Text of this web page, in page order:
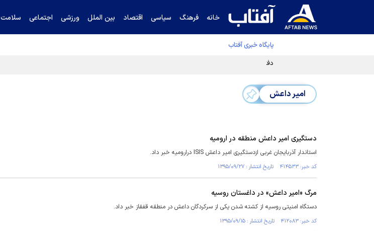
خانه فرهنگ سیاسی اقتصاد بین الملل ورزشی اجتماعی سلامت
پایگاه خبری آفتاب
دفتر رهبر انقلاب ادعای خرازی درباره پزشکیان را تکذیب کرد
امیر داعش
دستگیری امیر داعش منطقه در ارومیه
استاندار آذربایجان غربی ازدستگیری امیر داعش ISIS درارومیه خبر داد.
کد خبر: ۴۱۴۵۳۳ تاریخ انتشار : ۱۳۹۵/۰۹/۲۷
مرگ «امیر داعش» در داغستان روسیه
دستگاه امنیتی روسیه از کشته شدن یکی از سرکردگان داعش در منطقه قفقاز خبر داد.
کد خبر: ۴۱۲۰۸۳ تاریخ انتشار : ۱۳۹۵/۰۹/۱۵